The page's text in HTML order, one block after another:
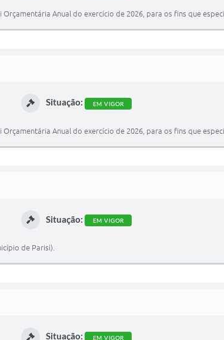
Anual do exercício de 2026, para os fins que
Situação: EM VIGOR
Anual do exercício de 2026, para os fins que
Situação: EM VIGOR
de Parisi).
Situação: EM VIGOR